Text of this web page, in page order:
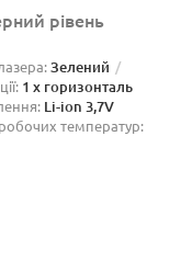
рівень
Зелений
1 x горизонталь
Li-ion 3,7V
температур: